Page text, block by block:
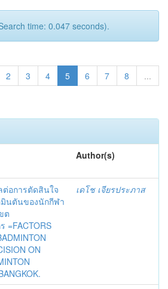
time: 0.047 seconds).
2 3 4 5 6 7 8
...
Author(s)
อการตัดสินใจ
นตันของนักกีฬา
ต
=FACTORS
ON
เดโช เจียรประภาส